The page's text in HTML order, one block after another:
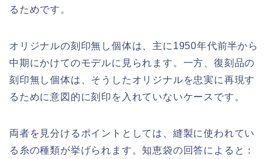
るためです。
オリジナルの刻印無し個体は、主に1950年代前半から
中期にかけてのモデルに見られます。一方、復刻品の
刻印無し個体は、そうしたオリジナルを忠実に再現す
るために意図的に刻印を入れていないケースです。
両者を見分けるポイントとしては、縫製に使われてい
る糸の種類が挙げられます。知恵袋の回答によると：